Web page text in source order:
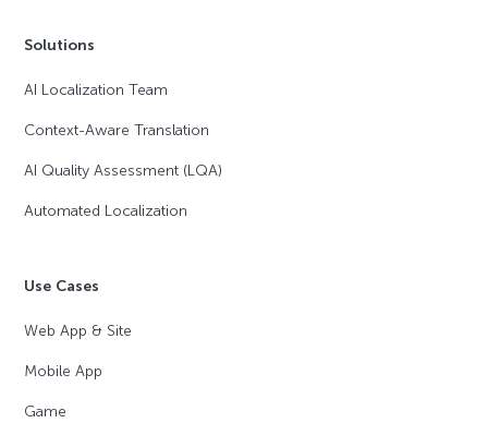
Solutions
AI Localization Team
Context-Aware Translation
AI Quality Assessment (LQA)
Automated Localization
Use Cases
Web App & Site
Mobile App
Game